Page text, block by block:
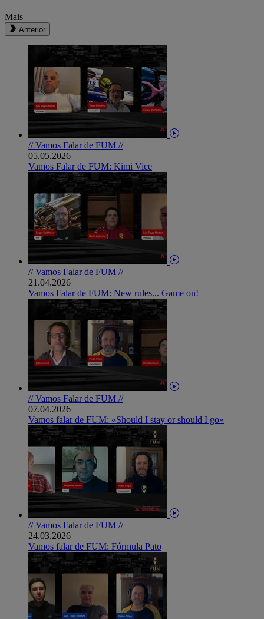
Mais
Anterior
// Vamos Falar de FUM //
05.05.2026
Vamos Falar de FUM: Kimi Vice
// Vamos Falar de FUM //
21.04.2026
Vamos Falar de FUM: New rules... Game on!
// Vamos Falar de FUM //
07.04.2026
Vamos falar de FUM: «Should I stay or should I go»
// Vamos Falar de FUM //
24.03.2026
Vamos falar de FUM: Fórmula Pato